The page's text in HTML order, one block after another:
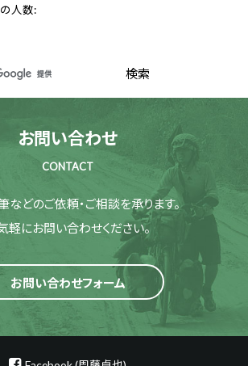
人数:
お問い合わせ
CONTACT
などのご依頼・ご相談を承ります。
軽にお問い合わせください。
お問い合わせフォーム